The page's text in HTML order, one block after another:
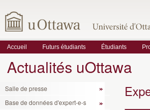
Accueil Futurs étudiants Étudiants
Actualités uOttawa
Salle de presse
Base de données d'expert-e-s